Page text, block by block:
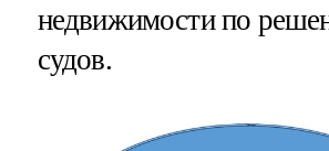
недвижимости по
судов.